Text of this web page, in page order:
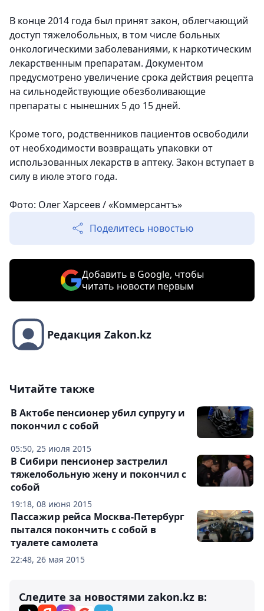
В конце 2014 года был принят закон, облегчающий
доступ тяжелобольных, в том числе больных
онкологическими заболеваниями, к наркотическим
лекарственным препаратам. Документом
предусмотрено увеличение срока действия рецепта
на сильнодействующие обезболивающие
препараты с нынешних 5 до 15 дней.
Кроме того, родственников пациентов освободили
от необходимости возвращать упаковки от
использованных лекарств в аптеку. Закон вступает в
силу в июле этого года.
Фото: Олег Харсеев / «Коммерсантъ»
Поделитесь новостью
Добавить в Google, чтобы
читать новости первым
Редакция Zakon.kz
Читайте также
05:50, 25 июля 2015
В Актобе пенсионер убил супругу и
покончил с собой
19:18, 08 июня 2015
В Сибири пенсионер застрелил
тяжелобольную жену и покончил с
собой
22:48, 26 мая 2015
Пассажир рейса Москва-Петербург
пытался покончить с собой в
туалете самолета
Следите за новостями zakon.kz в: